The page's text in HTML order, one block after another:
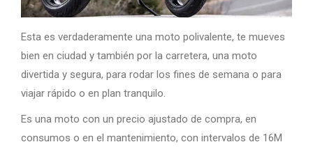
Esta es verdaderamente una moto polivalente, te mueves
bien en ciudad y también por la carretera, una moto
divertida y segura, para rodar los fines de semana o para
viajar rápido o en plan tranquilo.
Es una moto con un precio ajustado de compra, en
consumos o en el mantenimiento, con intervalos de 16M